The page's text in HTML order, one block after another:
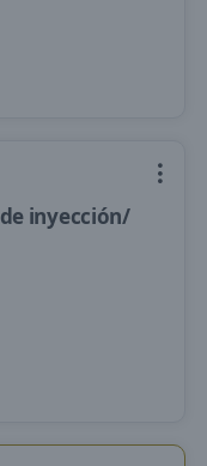
inyección/